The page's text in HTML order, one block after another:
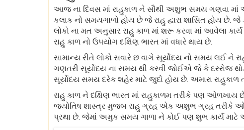
આજ ના દિવસ માં રાહુકાળ ને સૌથી અશુભ સમય ગણવા
કલાક નો સમયગાળો હોય છે જે રાહુ દ્વારા શાસિત હોય
લોકો ના મત અનુસાર રાહુ કાળ માં શરૂ કરવા માં આવેલા
રાહુ કાળ નો ઉપયોગ દક્ષિણ ભારત માં વધારે થાય છે.
સામાન્ય રીતે લોકો સવારે છ વાગે સૂર્યોદય નો સમય લઈ ને
ગણતરી સૂર્યોદય ના સમય થી કરવી જોઈએ જે કે દરરોજ
સૂર્યોદય સમય દરેક શહેર માટે જુદો હોય છે. અમારા
રાહુ કાળ ને દક્ષિણ ભારત માં રાહુકાળમ તરીકે પણ
જ્યોતિષ શાસ્ત્ર મુજબ રાહુ ગ્રહ એક અશુભ ગ્રહ તરીકે
પ્રથા છે. જેમાં અમુક સમય ગાળા ને કોઈ પણ શુભ કાર્ય